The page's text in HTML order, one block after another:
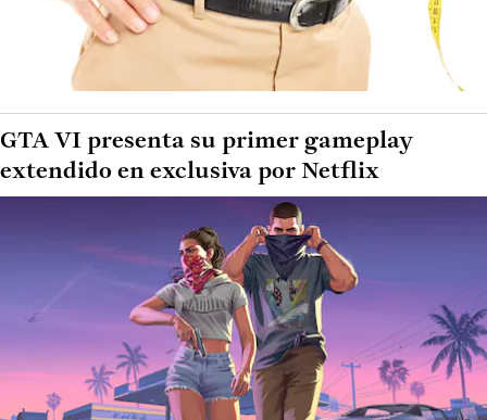
GTA VI presenta su primer gameplay
extendido en exclusiva por Netflix